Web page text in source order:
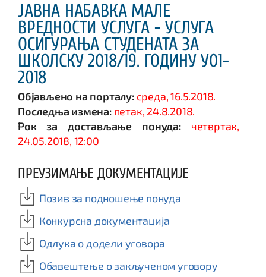
ЈАВНА НАБАВКА МАЛЕ
ВРЕДНОСТИ УСЛУГА - УСЛУГА
ОСИГУРАЊА СТУДЕНАТА ЗА
ШКОЛСКУ 2018/19. ГОДИНУ У01-
2018
Објављено на порталу: среда, 16.5.2018.
Последња измена: петак, 24.8.2018.
Рок за достављање понуда:
четвртак,
24.05.2018, 12:00
ПРЕУЗИМАЊЕ ДОКУМЕНТАЦИЈЕ
Позив за подношење понуда
Конкурсна документација
Одлука о додели уговора
Обавештење о закљученом уговору